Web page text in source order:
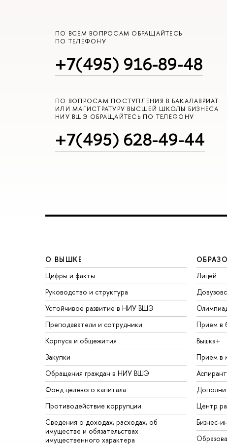
ПО ВСЕМ ВОПРОСАМ ОБРАЩАЙТЕСЬ
ПО ТЕЛЕФОНУ
+7(495) 916-89-48
ПО ВОПРОСАМ ПОСТУПЛЕНИЯ В БАКАЛАВРИАТ
ИЛИ МАГИСТРАТУРУ ВЫСШЕЙ ШКОЛЫ БИЗНЕСА
НИУ ВШЭ ОБРАЩАЙТЕСЬ ПО ТЕЛЕФОНУ
+7(495) 628-49-44
О ВЫШКЕ
Цифры и факты
Руководство и структура
Устойчивое развитие в НИУ ВШЭ
Преподаватели и сотрудники
Корпуса и общежития
Закупки
Обращения граждан в НИУ ВШЭ
Фонд целевого капитала
Противодействие коррупции
Сведения о доходах, расходах, об
имуществе и обязательствах
имущественного характера
Лицей
Прием в
Вышка+
Прием в
Центр
Бизнес-